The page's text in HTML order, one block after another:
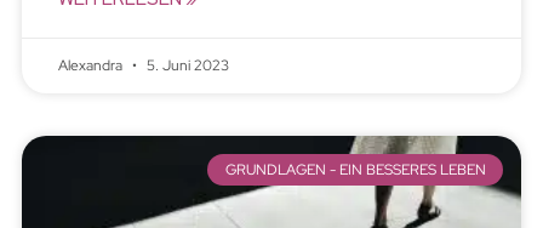
Alexandra 5. Juni 2023
GRUNDLAGEN - EIN BESSERES LEBEN